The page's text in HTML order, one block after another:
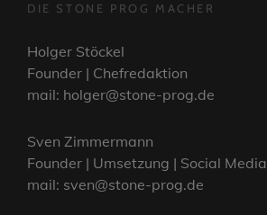
DIE STONE PROG MACHER
Holger Stöckel
Founder | Chefredaktion
mail: holger@stone-prog.de
Sven Zimmermann
Founder | Umsetzung | Social Media
mail: sven@stone-prog.de